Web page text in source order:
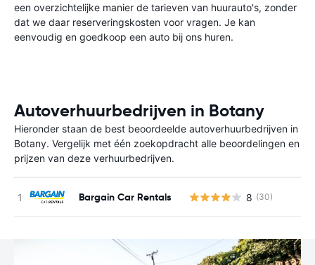
een overzichtelijke manier de tarieven van huurauto's, zonder
dat we daar reserveringskosten voor vragen. Je kan
eenvoudig en goedkoop een auto bij ons huren.
Autoverhuurbedrijven in Botany
Hieronder staan de best beoordeelde autoverhuurbedrijven in
Botany. Vergelijk met één zoekopdracht alle beoordelingen en
prijzen van deze verhuurbedrijven.
Bargain Car Rentals 8 (30)